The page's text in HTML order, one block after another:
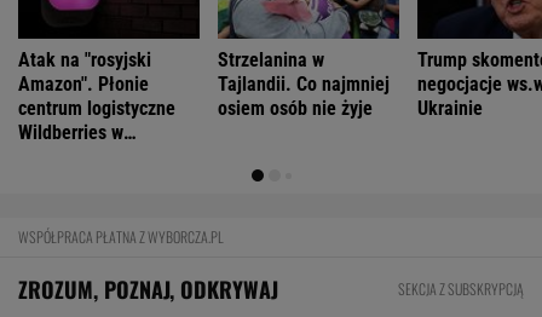
Atak na "rosyjski
Amazon". Płonie
centrum logistyczne
Wildberries w
Strzelanina w
Tajlandii. Co najmniej
osiem osób nie żyje
Trump
negocjacje
Ukrainie
WSPÓŁPRACA PŁATNA Z WYBORCZA.PL
ZROZUM, POZNAJ, ODKRYWAJ SEKCJA Z SUBSKRYPCJĄ